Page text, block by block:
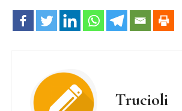
Trucioli